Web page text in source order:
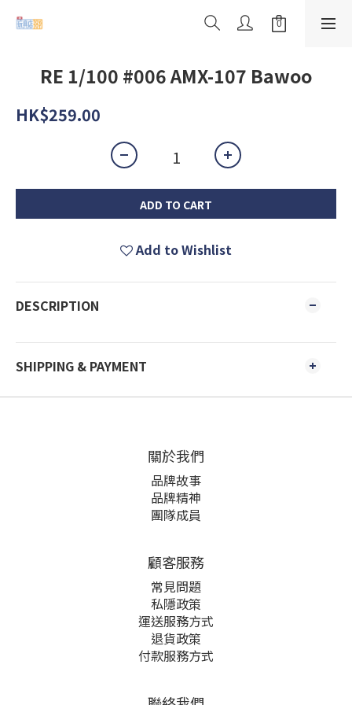
RE 1/100 #006 AMX-107 Bawoo
HK$259.00
ADD TO CART
Add to Wishlist
DESCRIPTION
SHIPPING & PAYMENT
關於我們
品牌故事
品牌精神
團隊成員
顧客服務
常見問題
私隱政策
運送服務方式
退貨政策
付款服務方式